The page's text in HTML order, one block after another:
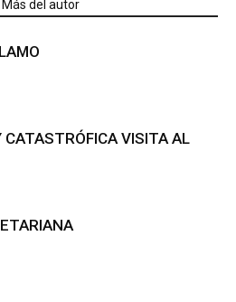
Más del autor
CATASTRÓFICA VISITA AL